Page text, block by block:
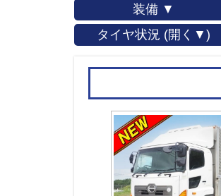
装備 ▼
タイヤ状況 (開く▼)